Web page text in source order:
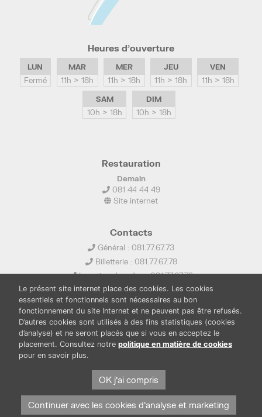
Heures d’ouverture
LUN
Fermé
MAR
11h > 18h
MER
11h > 18h
JEU
11h > 18h
VEN
11h > 18h
SAM
10h > 18h
DIM
10h > 18h
Restauration
Demain
081 44 44 49
Site internet
Contacts
Général : 081.77.67.73
Billetterie : 081.77.67.78
Location de salles : 081.77.67.79
info@ledelta.be
BOUTIQUE
Le présent site internet place des cookies. Les cookies
essentiels et fonctionnels sont nécessaires au bon
fonctionnement du site Internet et ne peuvent pas être refusés.
D’autres cookies sont utilisés à des fins statistiques (cookies
d’analyse) et ne seront placés que si vous en acceptez le
placement. Consultez notre politique en matière de cookies
pour en savoir plus.
OK j'ai compris
Continuer avec les cookies d'analyse et marketing